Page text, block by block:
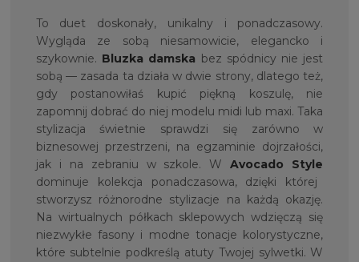
To duet doskonały, unikalny i ponadczasowy.
Wygląda ze sobą niesamowicie, elegancko i
szykownie. Bluzka damska bez spódnicy nie jest
sobą — zasada ta działa w dwie strony, dlatego też,
gdy postanowiłaś kupić piękną koszulę, nie
zapomnij dobrać do niej modelu midi lub maxi. Taka
stylizacja świetnie sprawdzi się zarówno w
biznesowej przestrzeni, na egzaminie dojrzałości,
jak i na zebraniu w szkole. WAvocado Style
dominuje kolekcja ponadczasowa, dzięki której
stworzysz różnorodne stylizacje na każdą okazję.
Na wirtualnych półkach sklepowych wdzięczą się
niezwykłe fasony i modne tonacje kolorystyczne,
które subtelnie podkreślą atuty Twojej sylwetki. W